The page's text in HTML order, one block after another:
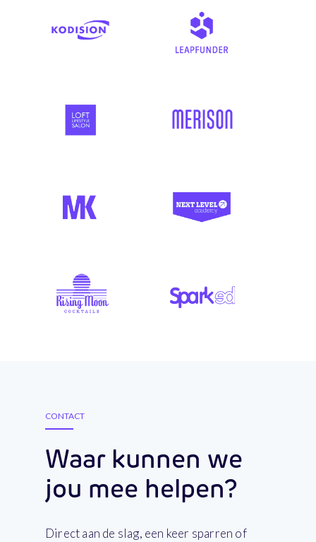
CONTACT
Waar kunnen we
jou mee helpen?
Direct aan de slag, een keer sparren of